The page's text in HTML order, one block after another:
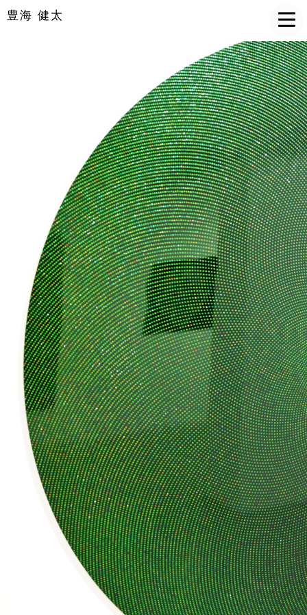
豊海 健太